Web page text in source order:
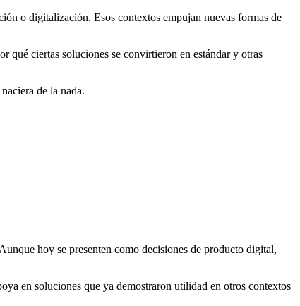
o digitalización. Esos contextos empujan nuevas formas de
qué ciertas soluciones se convirtieron en estándar y otras
de la nada.
hoy se presenten como decisiones de producto digital,
en soluciones que ya demostraron utilidad en otros contextos